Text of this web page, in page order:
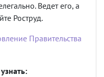
Ведет его, а
Роструд.
Правительства